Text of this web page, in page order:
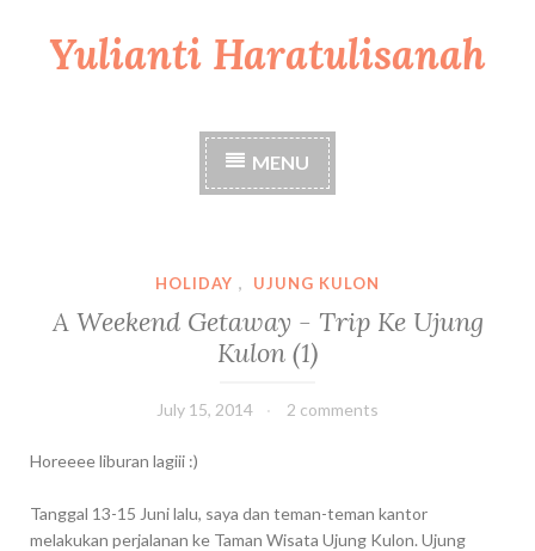
Yulianti Haratulisanah
MENU
HOLIDAY , UJUNG KULON
A Weekend Getaway - Trip Ke Ujung
Kulon (1)
July 15, 2014 2 comments
Horeeee liburan lagiii :)
Tanggal 13-15 Juni lalu, saya dan teman-teman kantor
melakukan perjalanan ke Taman Wisata Ujung Kulon. Ujung